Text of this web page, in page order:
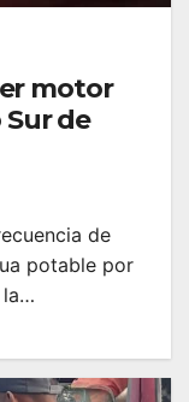
motor
de
de
potable por
la…